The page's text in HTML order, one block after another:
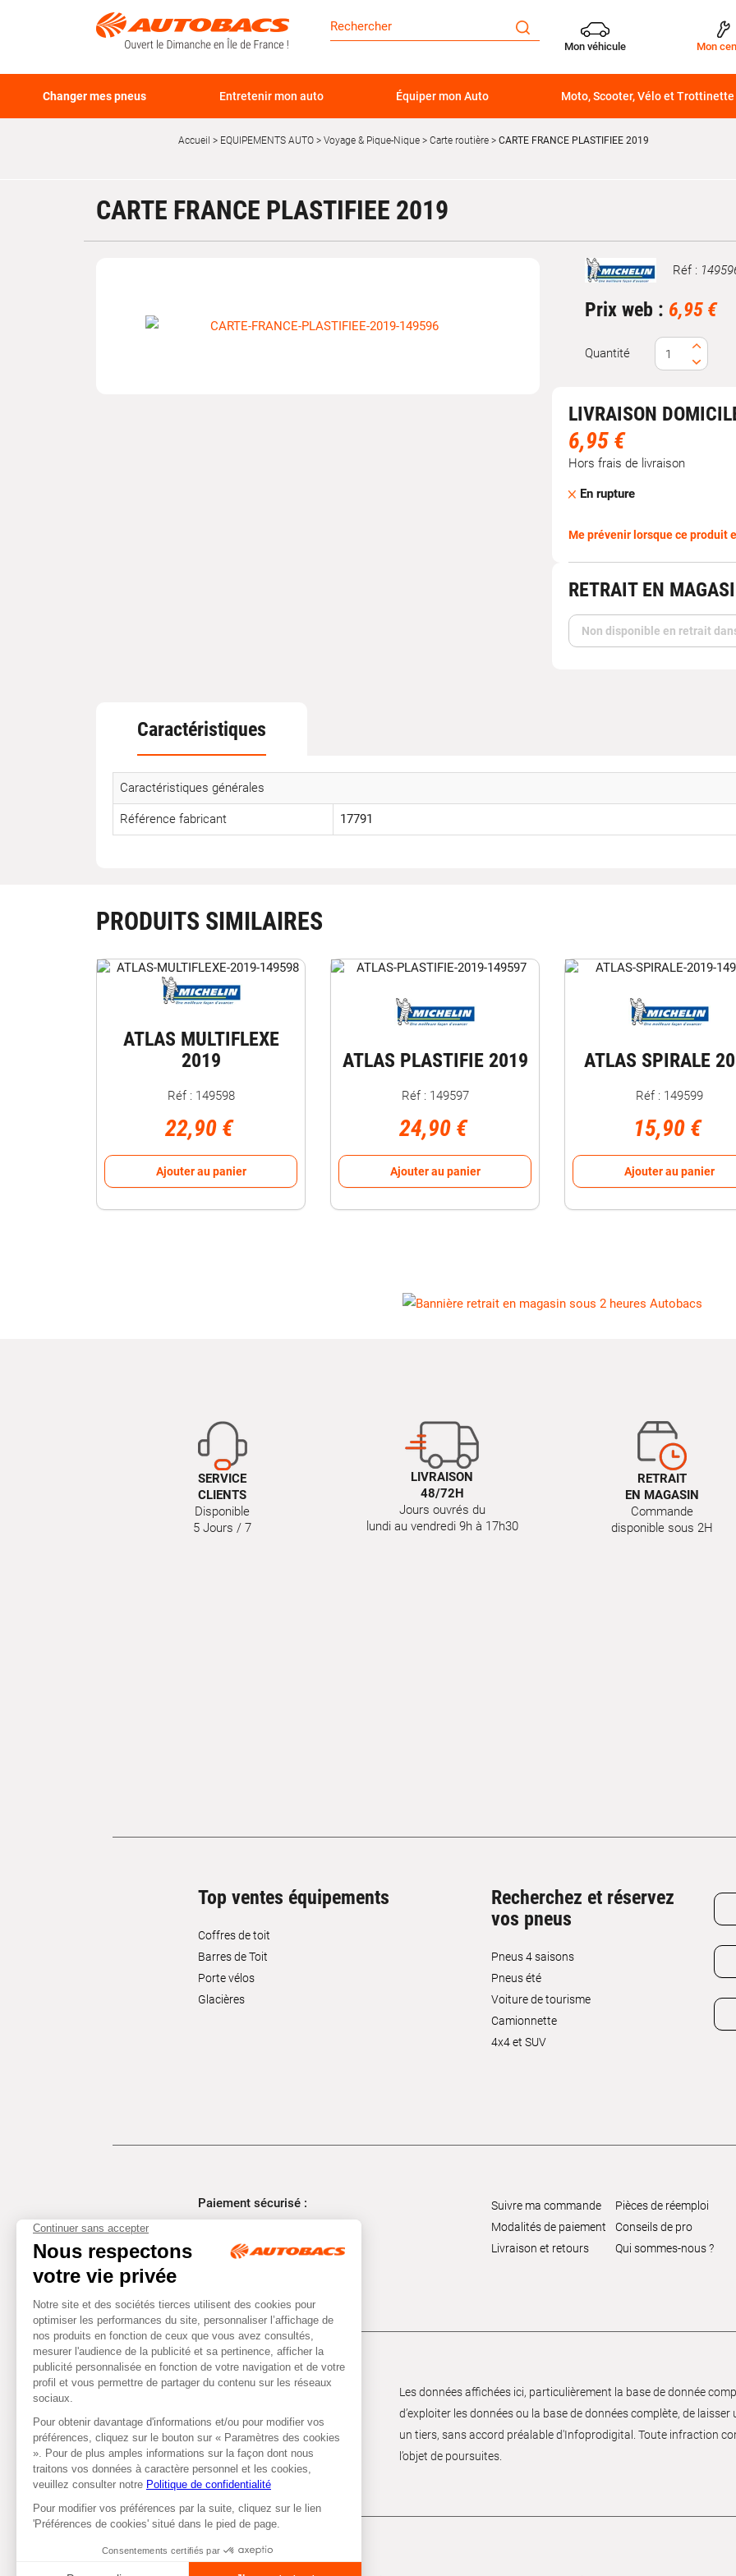
Mon véhicule Mon
Changer mes pneus Entretenir mon auto Équiper mon Auto Moto, Scooter, Vélo et Trottinette
Accueil EQUIPEMENTS AUTO Voyage & Pique-Nique Carte routière CARTE FRANCE PLASTIFIEE 2019
CARTE FRANCE PLASTIFIEE 2019
Marque Réf :
Prix web : 6,95 €
Quantité
LIVRAISON
6,95 €
Hors frais de livraison
En rupture
Me prévenir lorsque ce produit
RETRAIT EN
Non disponible en retrait
Caractéristiques
Caractéristiques générales
Référence fabricant 17791
PRODUITS SIMILAIRES
ATLAS MULTIFLEXE
2019
Réf : 149598
22,90 €
Ajouter au panier
ATLAS PLASTIFIE 2019
Réf : 149597
24,90 €
Ajouter au panier
ATLAS SPIRALE
Réf : 149599
15,90 €
Ajouter au panier
SERVICE
CLIENTS
Disponible
5 Jours / 7
LIVRAISON
48/72H
Jours ouvrés du
lundi au vendredi 9h à 17h30
RETRAIT
EN MAGASIN
Commande
disponible sous 2H
Top ventes équipements
Coffres de toit
Barres de Toit
Porte vélos
Glacières
Recherchez et réservez
vos pneus
Pneus 4 saisons
Pneus été
Voiture de tourisme
Camionnette
4x4 et SUV
Paiement sécurisé :
Suivre ma commande
Modalités de paiement
Livraison et retours
Pièces de réemploi
Conseils de pro
Qui sommes-nous ?
Les données affichées ici, particulièrement la base de donnée
d’exploiter les données ou la base de données complète, de
un tiers, sans accord préalable d'Infoprodigital. Toute infraction
l’objet de poursuites.